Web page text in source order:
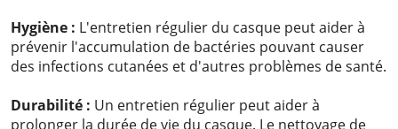
Hygiène : L'entretien régulier du casque peut aider à
prévenir l'accumulation de bactéries pouvant causer
des infections cutanées et d'autres problèmes de santé.
Durabilité : Un entretien régulier peut aider à
prolonger la durée de vie du casque. Le nettoyage de